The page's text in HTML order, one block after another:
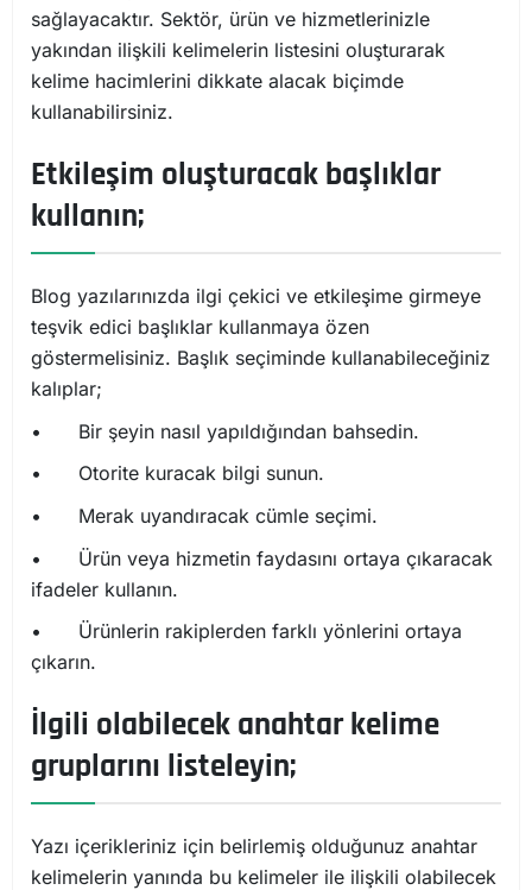
sağlayacaktır. Sektör, ürün ve hizmetlerinizle
yakından ilişkili kelimelerin listesini oluşturarak
kelime hacimlerini dikkate alacak biçimde
kullanabilirsiniz.
Etkileşim oluşturacak başlıklar
kullanın;
Blog yazılarınızda ilgi çekici ve etkileşime girmeye
teşvik edici başlıklar kullanmaya özen
göstermelisiniz. Başlık seçiminde kullanabileceğiniz
kalıplar;
•
Bir şeyin nasıl yapıldığından bahsedin.
•
Otorite kuracak bilgi sunun.
•
Merak uyandıracak cümle seçimi.
•
Ürün veya hizmetin faydasını ortaya çıkaracak
ifadeler kullanın.
•
Ürünlerin rakiplerden farklı yönlerini ortaya
çıkarın.
İlgili olabilecek anahtar kelime
gruplarını listeleyin;
Yazı içerikleriniz için belirlemiş olduğunuz anahtar
kelimelerin yanında bu kelimeler ile ilişkili olabilecek